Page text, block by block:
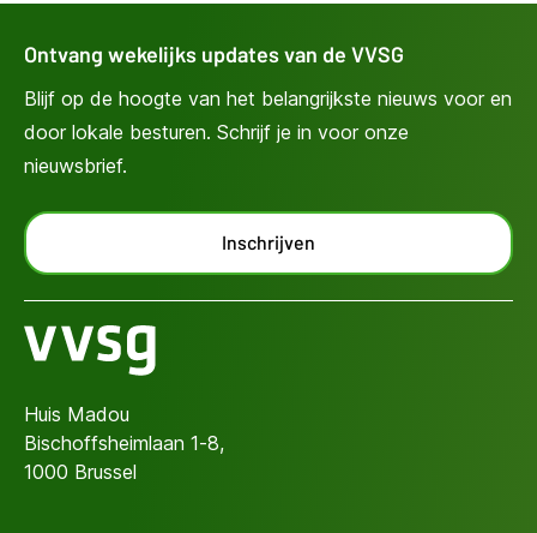
Ontvang wekelijks updates van de VVSG
Blijf op de hoogte van het belangrijkste nieuws voor en
door lokale besturen. Schrijf je in voor onze
nieuwsbrief.
Inschrijven
Huis Madou
Bischoffsheimlaan 1-8,
1000 Brussel